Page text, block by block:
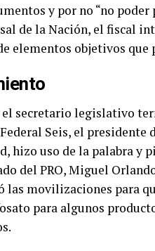
y por no “no
de la Nación, el fiscal
elementos objetivos
el secretario legislativo
Seis, el presidente
hizo uso de la palabra
del PRO, Miguel
las movilizaciones para
para algunos